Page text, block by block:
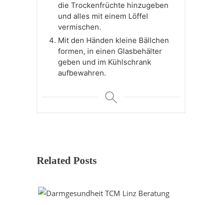
die Trockenfrüchte hinzugeben
und alles mit einem Löffel
vermischen.
Mit den Händen kleine Bällchen
formen, in einen Glasbehälter
geben und im Kühlschrank
aufbewahren.
Related Posts